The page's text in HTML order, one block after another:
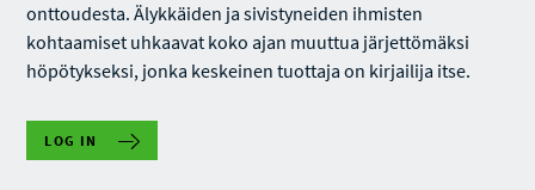
onttoudesta. Älykkäiden ja sivistyneiden ihmisten
kohtaamiset uhkaavat koko ajan muuttua järjettömäksi
höpötykseksi, jonka keskeinen tuottaja on kirjailija itse.
LOG IN